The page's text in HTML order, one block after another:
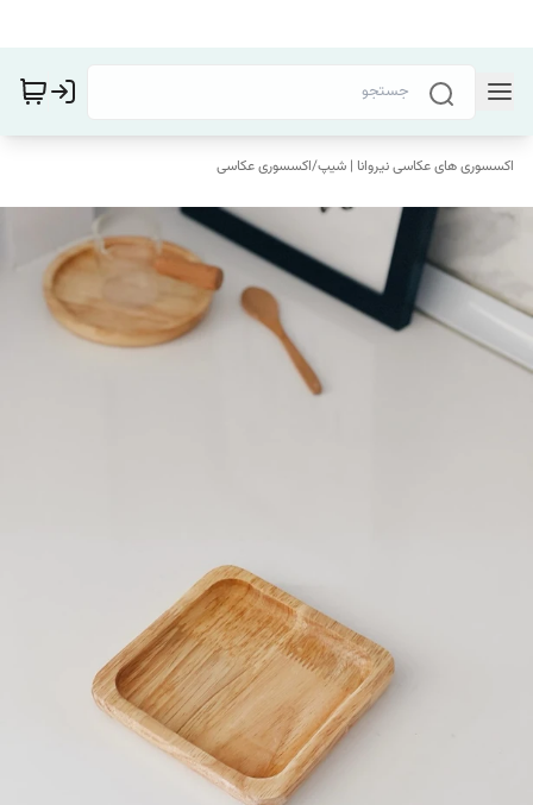
اکسسوری های عکاسی نیروانا | شیپ/اکسسوری عکاسی